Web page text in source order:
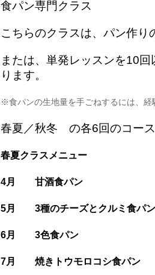
食パン専門クラス
こちらのクラスは、パン作り
または、単発レッスンを10
ります。
※食パンの生地量を手ごねするには、経
春夏／秋冬 の各6回のコース
春夏クラスメニュー
4月 甘酒食パン
5月 3種のチーズとクルミ食パン
6月 3色食パン
7月 焼きトウモロコシ食パン